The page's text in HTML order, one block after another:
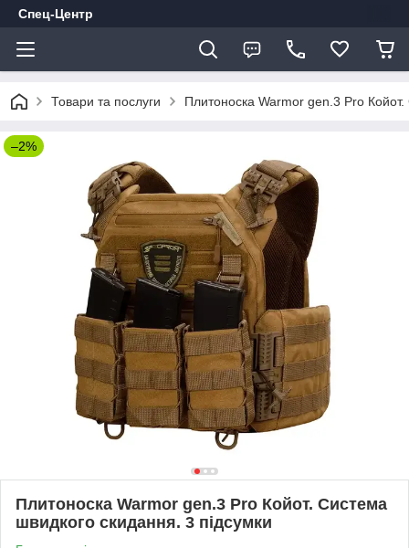
Спец-Центр
Товари та послуги Плитоноска Warmor gen.3 Pro
–2%
Плитоноска Warmor gen.3 Pro Койот. Сиcтема
швидкого скидання. 3 підсумки